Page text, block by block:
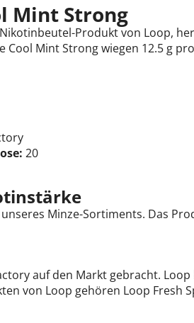
Mint Strong
Produkt von Loop,
Cool Mint Strong wiegen 12.5 g
20
Minze-Sortiments. Das
auf den Markt gebracht.
von Loop gehören Loop Fresh